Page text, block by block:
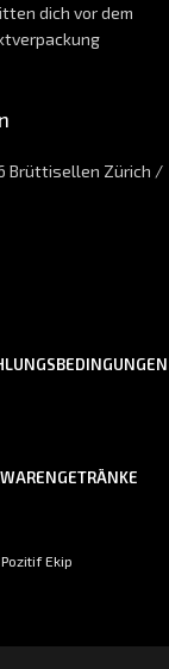
dich vor dem
Brüttisellen Zürich /
GETRÄNKE
Pozitif Ekip